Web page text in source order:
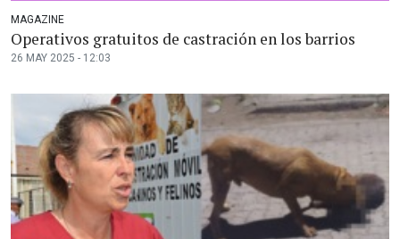
MAGAZINE
Operativos gratuitos de castración en los barrios
26 MAY 2025 - 12:03